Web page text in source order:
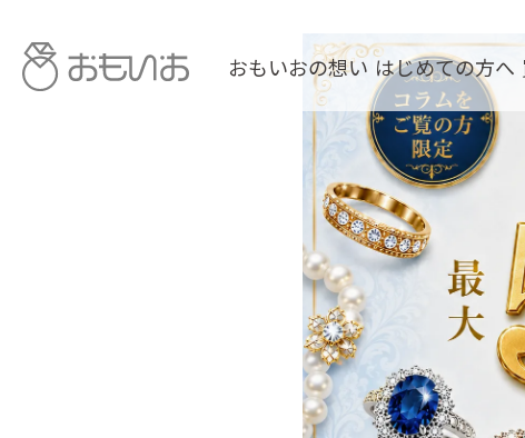
おもいおの想い はじめての方へ